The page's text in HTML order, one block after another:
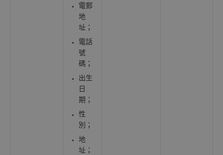
電郵
地
址；
電話
號
碼；
出生
日
期；
性
別；
地
址；